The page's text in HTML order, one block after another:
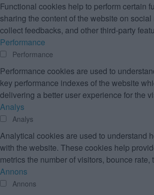
Functional cookies help to perform certain
sharing the content of the website on
collect feedbacks, and other third-party
Performance
Performance
Performance cookies are used to
key performance indexes of the website
delivering a better user experience for the
Analys
Analys
Analytical cookies are used to understand
with the website. These cookies help
metrics the number of visitors, bounce rate,
Annons
Annons